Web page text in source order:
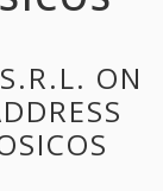
ON